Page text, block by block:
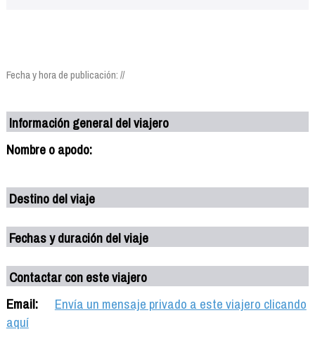
Fecha y hora de publicación: //
Información general del viajero
Nombre o apodo:
Destino del viaje
Fechas y duración del viaje
Contactar con este viajero
Email:
Envía un mensaje privado a este viajero clicando
aquí